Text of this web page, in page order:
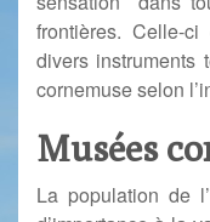
frontières. Celle-
divers instruments
cornemuse selon
Musées
La population de